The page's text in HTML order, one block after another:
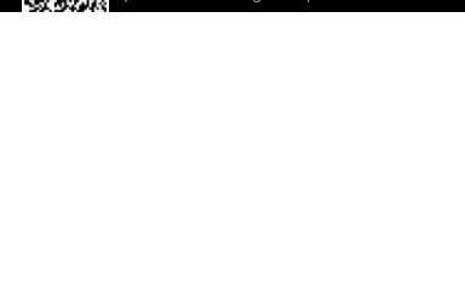
descargar la aplicación!